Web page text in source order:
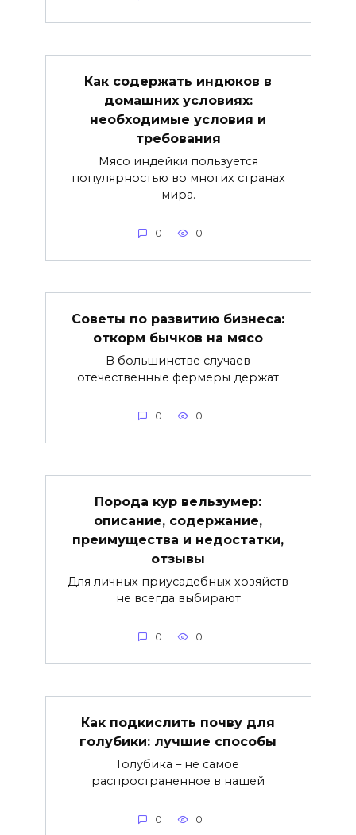
Как содержать индюков в
домашних условиях:
необходимые условия и
требования
Мясо индейки пользуется
популярностью во многих странах
мира.
0 0
Советы по развитию бизнеса:
откорм бычков на мясо
В большинстве случаев
отечественные фермеры держат
0 0
Порода кур вельзумер:
описание, содержание,
преимущества и недостатки,
отзывы
Для личных приусадебных хозяйств
не всегда выбирают
0 0
Как подкислить почву для
голубики: лучшие способы
Голубика – не самое
распространенное в нашей
0 0